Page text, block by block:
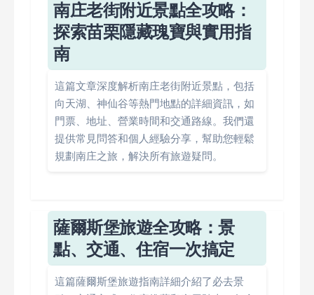
南庄老街附近景點全攻略：
探索苗栗隱藏瑰寶與實用指
南
這篇文章深度解析南庄老街附近景點，包括
向天湖、神仙谷等熱門地點的詳細資訊，如
門票、地址、營業時間和交通路線。我們還
提供常見問答和個人經驗分享，幫助您輕鬆
規劃南庄之旅，解決所有旅遊疑問。
薩爾斯堡旅遊全攻略：景
點、交通、住宿一次搞定
這篇薩爾斯堡旅遊指南詳細介紹了必去景